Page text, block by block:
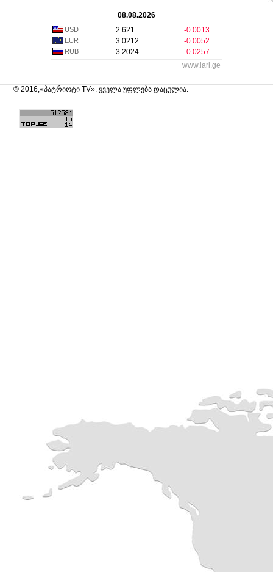
08.08.2026
USD 2.621 -0.0013
EUR 3.0212 -0.0052
RUB 3.2024
-0.0257
www.lari.ge
© 2016,«პატრიოტი TV». ყველა უფლება დაცულია.